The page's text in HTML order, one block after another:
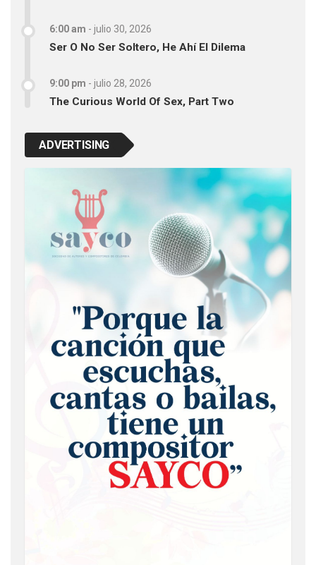
6:00 am - julio 30, 2026
Ser O No Ser Soltero, He Ahí El Dilema
9:00 pm - julio 28, 2026
The Curious World Of Sex, Part Two
ADVERTISING